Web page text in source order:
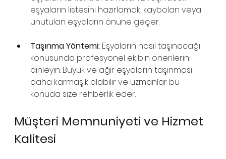
eşyaların listesini hazırlamak, kaybolan veya
unutulan eşyaların önüne geçer.
Taşınma Yöntemi: Eşyaların nasıl taşınacağı
konusunda profesyonel ekibin önerilerini
dinleyin. Büyük ve ağır eşyaların taşınması
daha karmaşık olabilir ve uzmanlar bu
konuda size rehberlik eder.
Müşteri Memnuniyeti ve Hizmet
Kalitesi